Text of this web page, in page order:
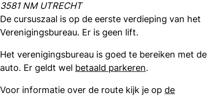
3581 NM UTRECHT
De cursuszaal is op de eerste verdieping van het
Verenigingsbureau. Er is geen lift.
Het verenigingsbureau is goed te bereiken met de
auto. Er geldt wel betaald parkeren.
Voor informatie over de route kijk je op de